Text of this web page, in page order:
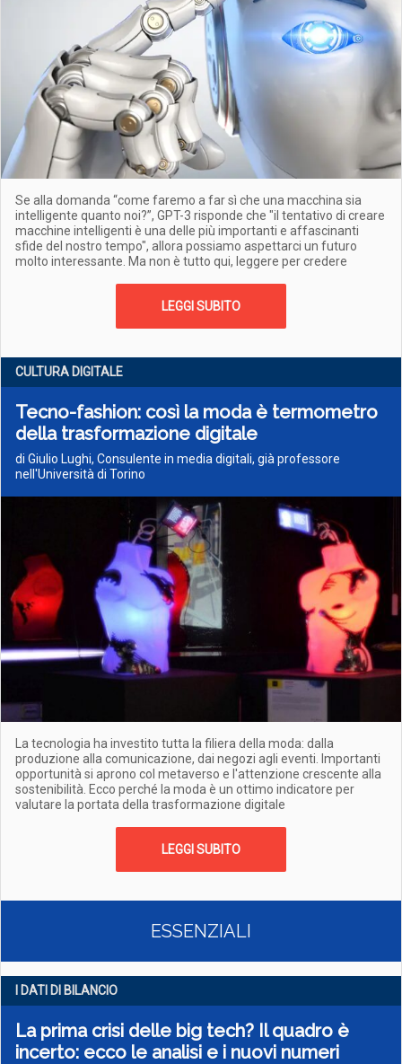
Se alla domanda “come faremo a far sì che una macchina sia
intelligente quanto noi?”, GPT-3 risponde che "il tentativo di creare
macchine intelligenti è una delle più importanti e affascinanti
sfide del nostro tempo", allora possiamo aspettarci un futuro
molto interessante. Ma non è tutto qui, leggere per credere
LEGGI SUBITO
CULTURA DIGITALE
Tecno-fashion: così la moda è termometro
della trasformazione digitale
di Giulio Lughi, Consulente in media digitali, già professore
nell'Università di Torino
La tecnologia ha investito tutta la filiera della moda: dalla
produzione alla comunicazione, dai negozi agli eventi. Importanti
opportunità si aprono col metaverso e l'attenzione crescente alla
sostenibilità. Ecco perché la moda è un ottimo indicatore per
valutare la portata della trasformazione digitale
LEGGI SUBITO
ESSENZIALI
I DATI DI BILANCIO
La prima crisi delle big tech? Il quadro è
incerto: ecco le analisi e i nuovi numeri